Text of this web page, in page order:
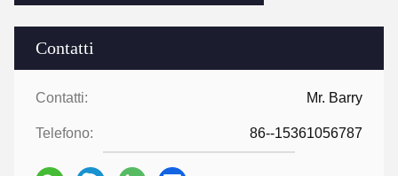
Contatti
Contatti: Mr. Barry
Telefono: 86--15361056787